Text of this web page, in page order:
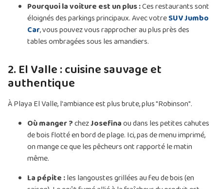
Pourquoi la voiture est un plus :Ces restaurants sont
éloignés des parkings principaux. Avec votreSUV Jumbo
Car, vous pouvez vous rapprocher au plus près des
tables ombragées sous les amandiers.
2. El Valle : cuisine sauvage et
authentique
À Playa El Valle, l'ambiance est plus brute, plus "Robinson".
Où manger ?chezJosefinaou dans les petites cahutes
de bois flotté en bord de plage. Ici, pas de menu imprimé,
on mange ce que les pêcheurs ont rapporté le matin
même.
La pépite :les langoustes grillées au feu de bois (en